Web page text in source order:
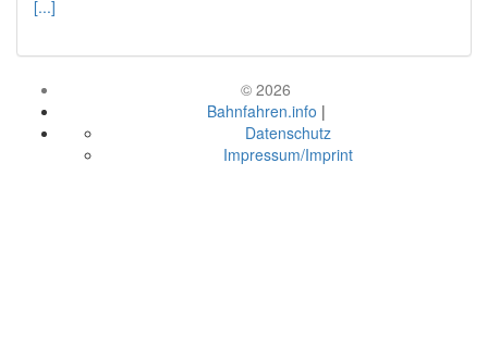
[...]
© 2026
Bahnfahren.info |
Datenschutz
Impressum/Imprint